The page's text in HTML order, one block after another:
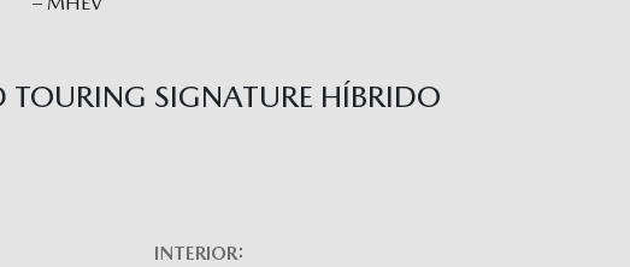
SIGNATURE HÍBRIDO
INTERIOR: